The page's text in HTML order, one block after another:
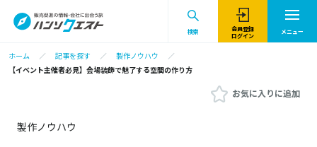
検索
会員登録
ログイン
メニュー
ホーム 記事を探す
製作ノウハウ
【イベント主催者必見】会場装飾で魅了する空間の作り方
お気に入りに追加
製作ノウハウ